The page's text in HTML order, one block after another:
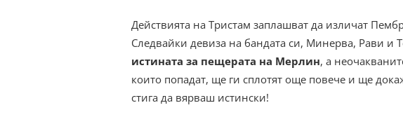
Действията на Тристам заплашват да изличат
Следвайки девиза на бандата си, Минерва, Рави и
истината за пещерата на Мерлин, а
които попадат, ще ги сплотят още повече и ще
стига да вярваш истински!